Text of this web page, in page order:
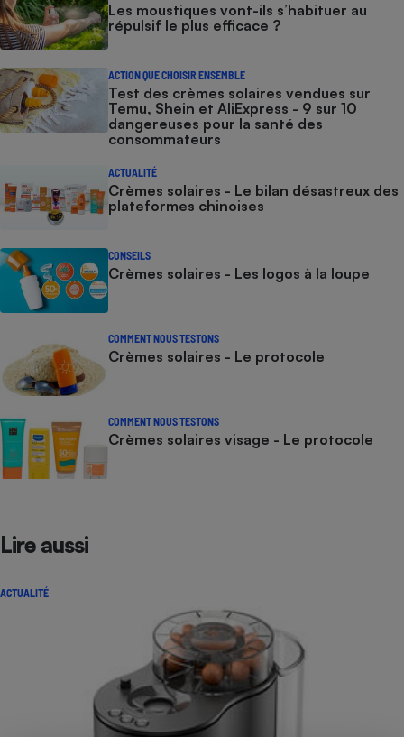
Les moustiques vont-ils s’habituer au
répulsif le plus efficace ?
ACTION QUE CHOISIR ENSEMBLE
Test des crèmes solaires vendues sur
Temu, Shein et AliExpress - 9 sur 10
dangereuses pour la santé des
consommateurs
ACTUALITÉ
Crèmes solaires - Le bilan désastreux des
plateformes chinoises
CONSEILS
Crèmes solaires - Les logos à la loupe
COMMENT NOUS TESTONS
Crèmes solaires - Le protocole
COMMENT NOUS TESTONS
Crèmes solaires visage - Le protocole
Lire aussi
ACTUALITÉ